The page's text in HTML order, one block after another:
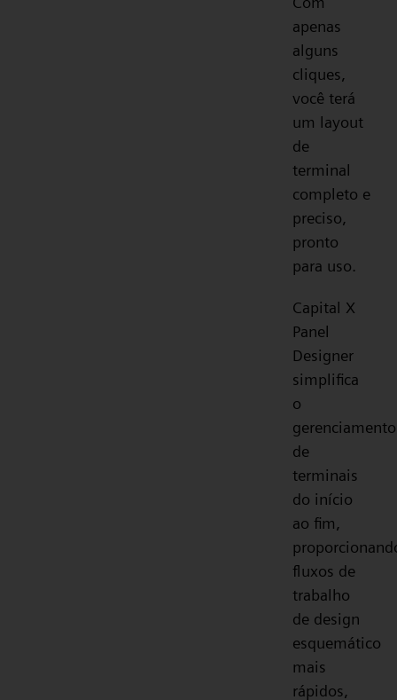
apenas
alguns
cliques,
você terá
um layout
de
terminal
completo e
preciso,
pronto
para uso.
Capital X
Panel
Designer
simplifica
o
gerenciamento
de
terminais
do início
ao fim,
fluxos de
trabalho
de design
esquemático
mais
rápidos,